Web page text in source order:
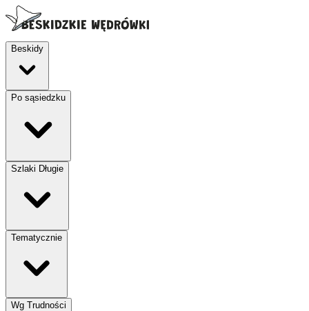
Beskidy
Po sąsiedzku
Szlaki Długie
Tematycznie
Wg Trudności